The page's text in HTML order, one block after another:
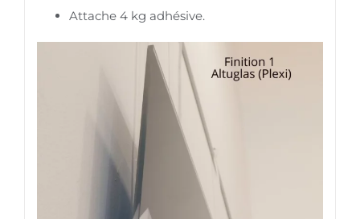
Attache 4 kg adhésive.